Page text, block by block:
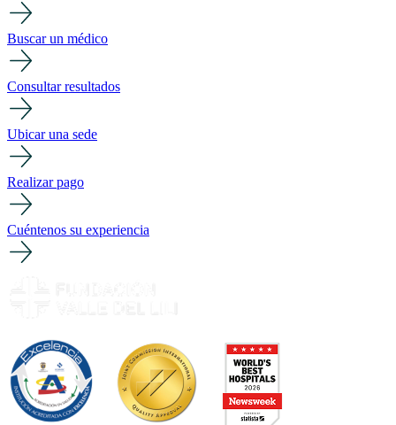
Buscar un médico
Consultar resultados
Ubicar una sede
Realizar pago
Cuéntenos su experiencia